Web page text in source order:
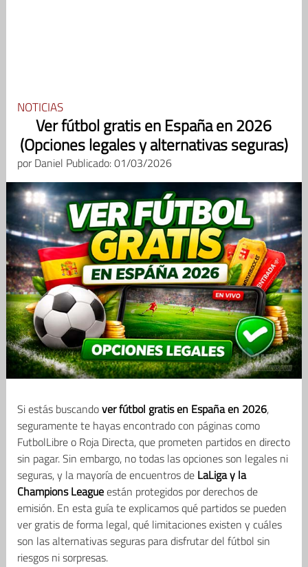
NOTICIAS
Ver fútbol gratis en España en 2026
(Opciones legales y alternativas seguras)
porDaniel Publicado: 01/03/2026
Si estás buscandover fútbol gratis en España en 2026,
seguramente te hayas encontrado con páginas como
FutbolLibre o Roja Directa, que prometen partidos en directo
sin pagar. Sin embargo, no todas las opciones son legales ni
seguras, y la mayoría de encuentros de LaLiga y la
Champions Leagueestán protegidos por derechos de
emisión. En esta guía te explicamos qué partidos se pueden
ver gratis de forma legal, qué limitaciones existen y cuáles
son las alternativas seguras para disfrutar del fútbol sin
riesgos ni sorpresas.